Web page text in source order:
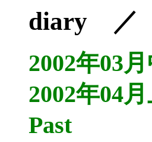
diary ／
2002年03
2002年04
Past